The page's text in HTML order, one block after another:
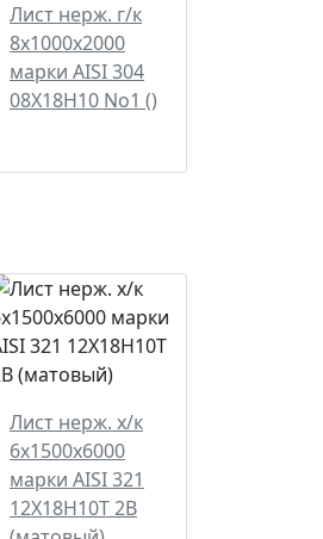
Лист нерж. г/к
8х1000х2000
марки AISI 304
08Х18Н10 No1 ()
Лист нерж. х/к
6х1500х6000
марки AISI 321
12Х18Н10Т 2B